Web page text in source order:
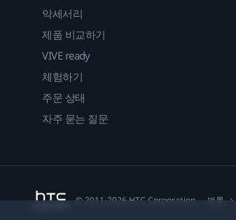
악세서리
제품 비교하기
VIVE ready
체험하기
주문 상태
자주 묻는 질문
© 2011-2026 HTC Corporation 법률